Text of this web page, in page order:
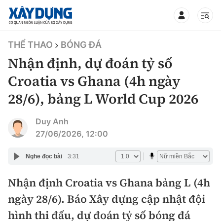
TIN BỘ XÂY DỰNG
CHUYÊN MỤC
Mới nhất
Thời sự
Chính trị
Xã hội
Xây dựng
Chỉ đạo điều hành
Giao thông
THỂ THAO BÓNG ĐÁ
Nhận định, dự đoán tỷ số
Croatia vs Ghana (4h ngày
28/6), bảng L World Cup 2026
Duy Anh
27/06/2026, 12:00
Nghe đọc bài 3:31
Nhận định Croatia vs Ghana bảng L (4h
ngày 28/6). Báo Xây dựng cập nhật đội
hình thi đấu, dự đoán tỷ số bóng đá